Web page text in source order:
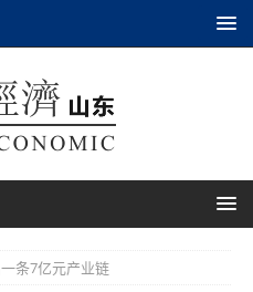
条7亿元产业链